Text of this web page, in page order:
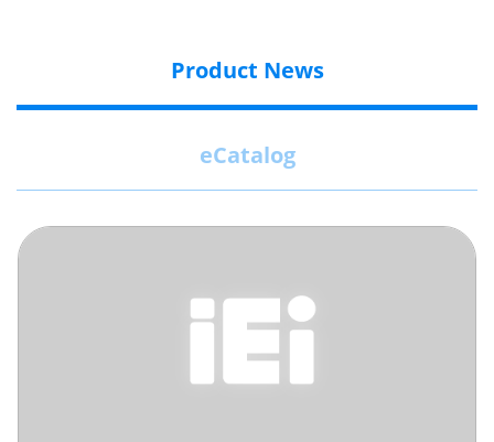
Product News
eCatalog